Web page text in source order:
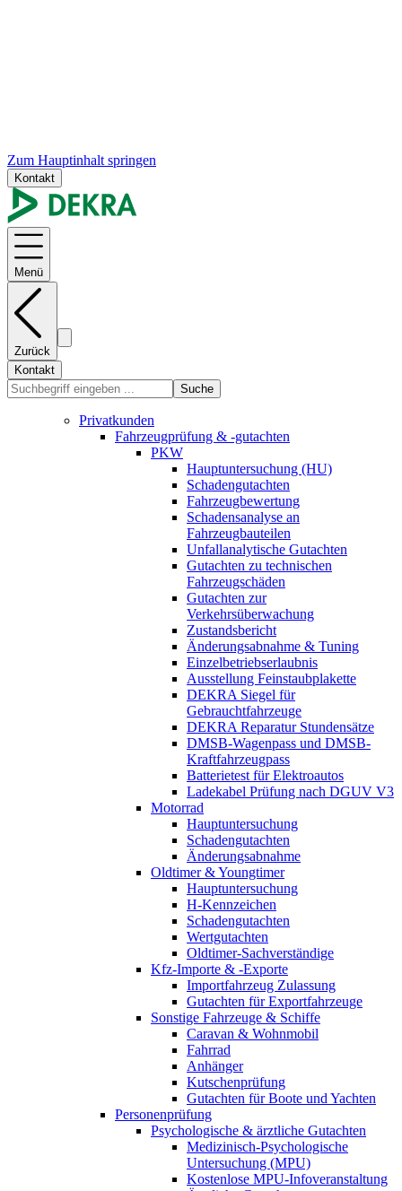
Zum Hauptinhalt springen
Kontakt
Menü
Zurück
Kontakt
Suche
Privatkunden
Fahrzeugprüfung & -gutachten
PKW
Hauptuntersuchung (HU)
Schadengutachten
Fahrzeugbewertung
Schadensanalyse an
Fahrzeugbauteilen
Unfallanalytische Gutachten
Gutachten zu technischen
Fahrzeugschäden
Gutachten zur
Verkehrsüberwachung
Zustandsbericht
Änderungsabnahme & Tuning
Einzelbetriebserlaubnis
Ausstellung Feinstaubplakette
DEKRA Siegel für
Gebrauchtfahrzeuge
DEKRA Reparatur Stundensätze
DMSB-Wagenpass und DMSB-
Kraftfahrzeugpass
Batterietest für Elektroautos
Ladekabel Prüfung nach DGUV V3
Motorrad
Hauptuntersuchung
Schadengutachten
Änderungsabnahme
Oldtimer & Youngtimer
Hauptuntersuchung
H-Kennzeichen
Schadengutachten
Wertgutachten
Oldtimer-Sachverständige
Kfz-Importe & -Exporte
Importfahrzeug Zulassung
Gutachten für Exportfahrzeuge
Sonstige Fahrzeuge & Schiffe
Caravan & Wohnmobil
Fahrrad
Anhänger
Kutschenprüfung
Gutachten für Boote und Yachten
Personenprüfung
Psychologische & ärztliche Gutachten
Medizinisch-Psychologische
Untersuchung (MPU)
Kostenlose MPU-Infoveranstaltung